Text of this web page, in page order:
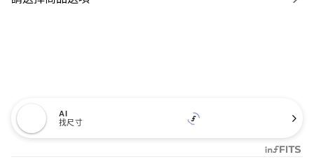
AI
找尺寸